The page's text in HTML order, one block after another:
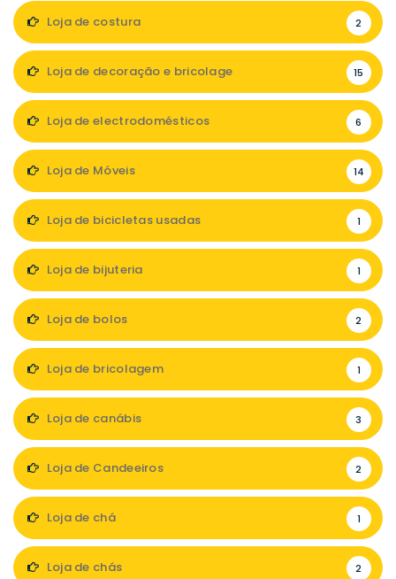
Loja de costura 2
Loja de decoração e bricolage 15
Loja de electrodomésticos 6
Loja de Móveis 14
Loja de bicicletas usadas 1
Loja de bijuteria 1
Loja de bolos 2
Loja de bricolagem 1
Loja de canábis 3
Loja de Candeeiros 2
Loja de chá 1
Loja de chás 2